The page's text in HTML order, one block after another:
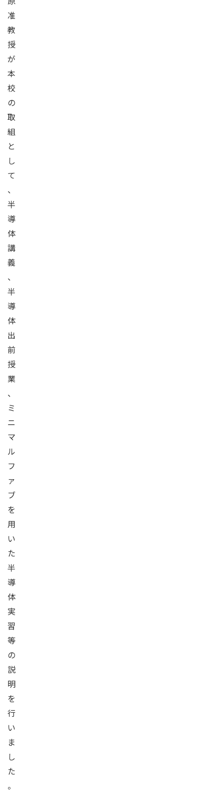
准
教
授
が
本
校
の
取
組
と
し
て
、
半
導
体
講
義
、
半
導
体
出
前
授
業
、
ミ
ニ
マ
ル
フ
ァ
ブ
を
用
い
た
半
導
体
実
習
等
の
説
明
を
行
い
ま
し
た
。